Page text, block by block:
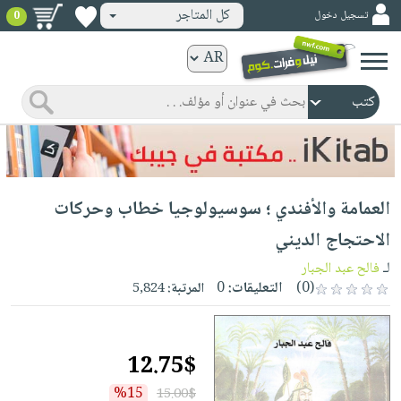
ورقية
المواضيع
صدر
حديثاً
الأكثر
مبيعاً
جوائز
شحن
مخفض
عروض
خاصة
صفحات
مشوقة
كتب
الكترونية
الرئيسية
صدر
حديثاً
الأكثر
مبيعاً
كتب
مجانية
صوتية
الصفحة
الرئيسية
masmu3
بلا
حدود
أطفال
وناشئة
الصفحة
وسائل
تسجيل دخول كل المتاجر 0
العمامة والأفندي ؛ سوسيولوجيا خطاب وحركات
الاحتجاج الديني
لـفالح عبد الجبار
(0)
التعليقات:0 المرتبة:5,824
12.75$
15.00$
%15